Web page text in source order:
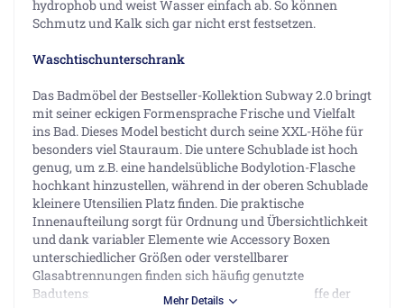
hydrophob und weist Wasser einfach ab. So können
Schmutz und Kalk sich gar nicht erst festsetzen.
Waschtischunterschrank
Das Badmöbel der Bestseller-Kollektion Subway 2.0 bringt
mit seiner eckigen Formensprache Frische und Vielfalt
ins Bad. Dieses Model besticht durch seine XXL-Höhe für
besonders viel Stauraum. Die untere Schublade ist hoch
genug, um z.B. eine handelsübliche Bodylotion-Flasche
hochkant hinzustellen, während in der oberen Schublade
kleinere Utensilien Platz finden. Die praktische
Innenaufteilung sorgt für Ordnung und Übersichtlichkeit
und dank variabler Elemente wie Accessory Boxen
unterschiedlicher Größen oder verstellbarer
Glasabtrennungen finden sich häufig genutzte
Badutensilien direkt auf den ersten Blick. Die Griffe der
Mehr Details